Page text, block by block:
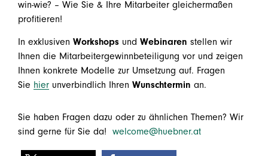
win-wie? – Wie Sie & Ihre Mitarbeiter gleichermaßen
profitieren!
In exklusiven Workshops und Webinaren stellen wir
Ihnen die Mitarbeitergewinnbeteiligung vor und zeigen
Ihnen konkrete Modelle zur Umsetzung auf. Fragen
Sie hier unverbindlich Ihren Wunschtermin an.
Sie haben Fragen dazu oder zu ähnlichen Themen? Wir
sind gerne für Sie da! welcome@huebner.at